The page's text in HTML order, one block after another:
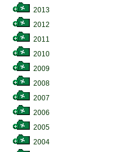
2013
2012
2011
2010
2009
2008
2007
2006
2005
2004